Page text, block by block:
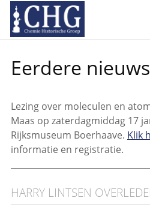
links
over
naar
de
Spring
naar
het
menu
Eerdere
Lezing over moleculen en
Maas op zaterdagmiddag 17
Rijksmuseum Boerhaave. Klik
informatie en registratie.
HARRY LINTSEN